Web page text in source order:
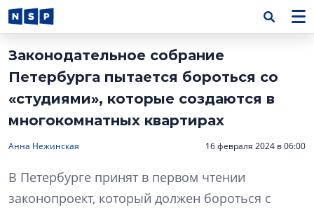
Законодательное собрание
Петербурга пытается бороться со
«студиями», которые создаются в
многокомнатных квартирах
Анна Нежинская 16 февраля 2024 в 06:00
В Петербурге принят в первом чтении
законопроект, который должен бороться с